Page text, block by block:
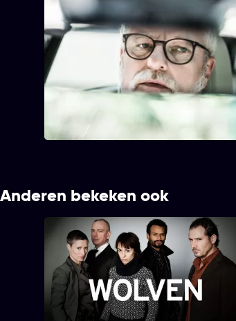
1. Black Bloc
1. Black Bloc
Tijdsduur
46 min
Pierre Mertens is het hoofd van de
Antwerpse cel van Staatsveiligheid, de
Belgische geheime dienst. Samen met
zijn team gaat hij op zoek naar een
aantal kilo verdwenen Semtex.
Anderen bekeken ook
Wolven